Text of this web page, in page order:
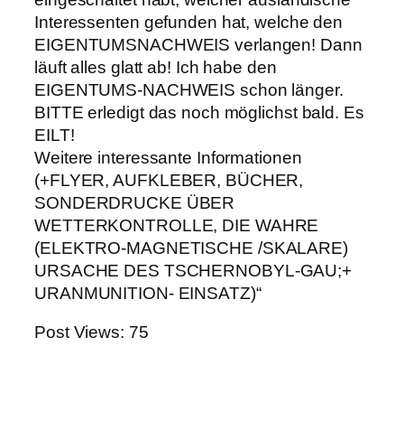
Interessenten gefunden hat, welche den
EIGENTUMSNACHWEIS verlangen! Dann
läuft alles glatt ab! Ich habe den
EIGENTUMS-NACHWEIS schon länger.
BITTE erledigt das noch möglichst bald. Es
EILT!
Weitere interessante Informationen
(+FLYER, AUFKLEBER, BÜCHER,
SONDERDRUCKE ÜBER
WETTERKONTROLLE, DIE WAHRE
(ELEKTRO-MAGNETISCHE /SKALARE)
URSACHE DES TSCHERNOBYL-GAU;+
URANMUNITION- EINSATZ)“
Post Views: 75